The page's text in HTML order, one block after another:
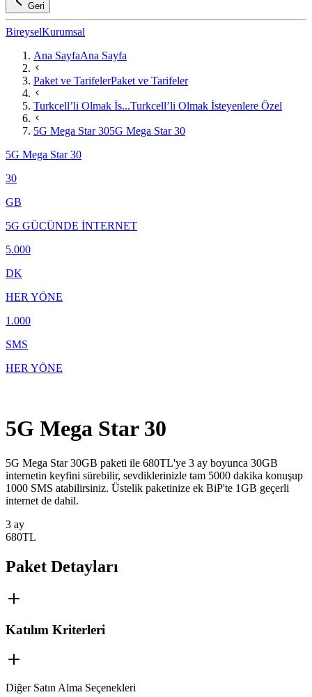
Geri
BireyselKurumsal
Ana SayfaAna Sayfa
Paket ve TarifelerPaket ve Tarifeler
Turkcell’li Olmak İs...Turkcell’li Olmak İsteyenlere Özel
5G Mega Star 305G Mega Star 30
5G Mega Star 30
30
GB
5G GÜCÜNDE İNTERNET
5.000
DK
HER YÖNE
1.000
SMS
HER YÖNE
5G Mega Star 30
​​​​​​​​​​​5G Mega Star 30GB paketi ile 680TL'ye 3 ay boyunca 30GB
internetin keyfini sürebilir, sevdiklerinizle tam 5000 dakika konuşup
1000 SMS atabilirsiniz. Üstelik paketinize ek BiP'te 1GB geçerli
internet de dahil.
3 ay
680TL
Paket Detayları
Katılım Kriterleri
Diğer Satın Alma Seçenekleri